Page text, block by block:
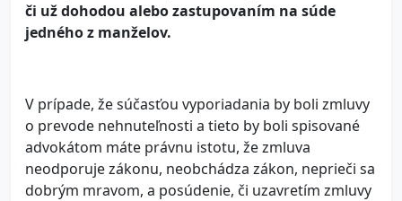
či už dohodou alebo zastupovaním na súde
jedného z manželov.
V prípade, že súčasťou vyporiadania by boli zmluvy
o prevode nehnuteľnosti a tieto by boli spisované
advokátom máte právnu istotu, že zmluva
neodporuje zákonu, neobchádza zákon, neprieči sa
dobrým mravom, a posúdenie, či uzavretím zmluvy